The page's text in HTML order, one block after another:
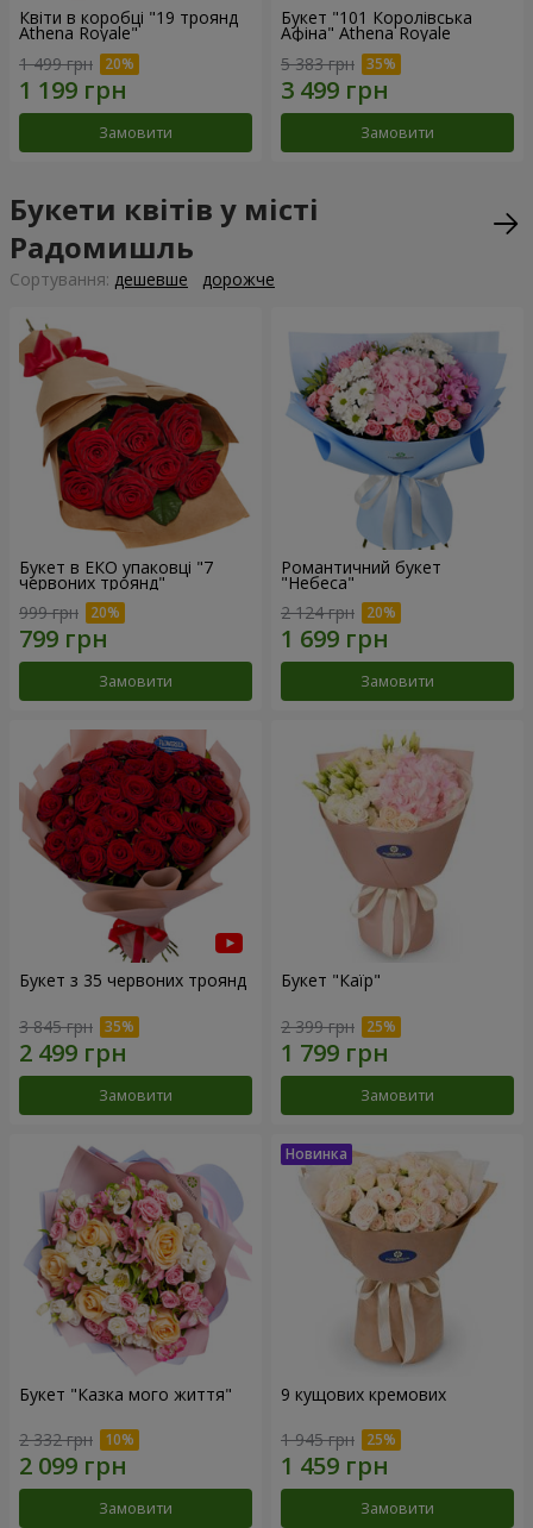
Квіти в коробці "19 троянд
Athena Royale"
1 499 грн
Замовити
Букет "101 Королівська
Афіна" Athena Royale
5 383 грн
Замовити
Букети квітів у місті
Радомишль
Сортування: дешевше дорожче
Букет в ЕКО упаковці "7
червоних троянд"
999 грн
Замовити
Романтичний букет
"Небеса"
2 124 грн
Замовити
Букет з 35 червоних троянд
3 845 грн
Замовити
Букет "Каїр"
2 399 грн
Замовити
Букет "Казка мого життя"
2 332 грн
Замовити
9 кущових кремових
1 945 грн
Замовити